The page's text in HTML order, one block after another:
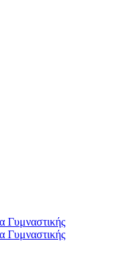
Γυμναστικής
Γυμναστικής